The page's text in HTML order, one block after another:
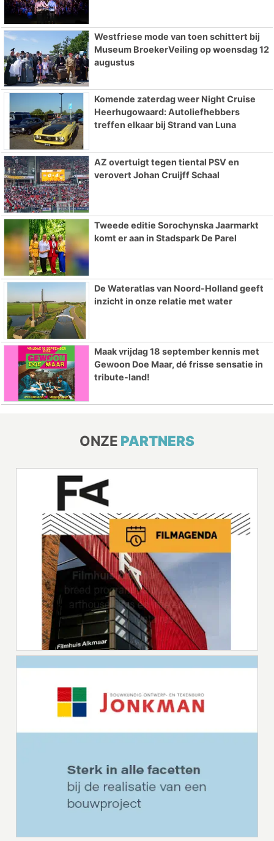
Westfriese mode van toen schittert bij
Museum BroekerVeiling op woensdag 12
augustus
Komende zaterdag weer Night Cruise
Heerhugowaard: Autoliefhebbers
treffen elkaar bij Strand van Luna
AZ overtuigt tegen tiental PSV en
verovert Johan Cruijff Schaal
Tweede editie Sorochynska Jaarmarkt
komt er aan in Stadspark De Parel
De Wateratlas van Noord-Holland geeft
inzicht in onze relatie met water
Maak vrijdag 18 september kennis met
Gewoon Doe Maar, dé frisse sensatie in
tribute-land!
ONZE PARTNERS